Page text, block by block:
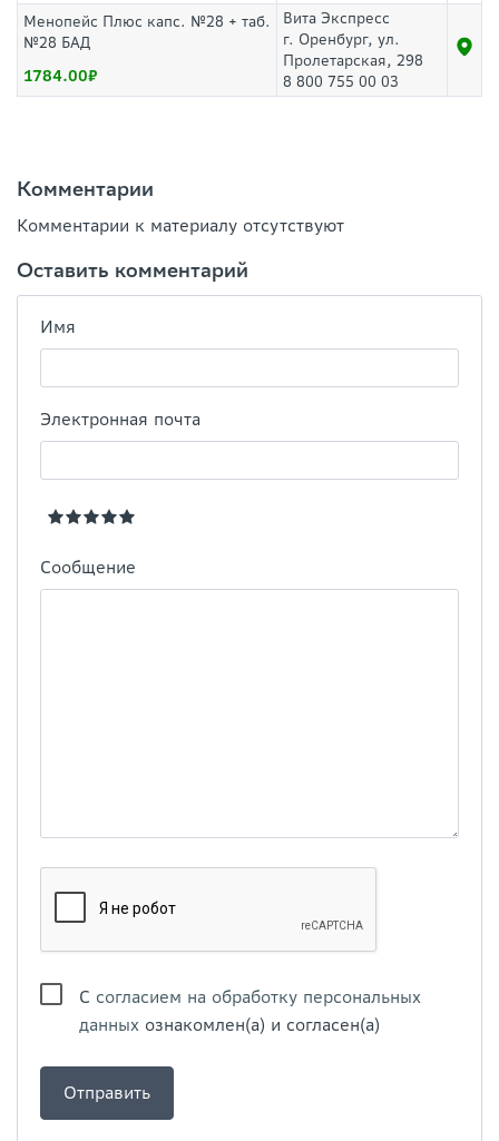
Менопейс Плюс капс. №28 + таб.
№28 БАД
1784.00
Вита Экспресс
г. Оренбург, ул.
Пролетарская, 298
8 800 755 00 03
Комментарии
Комментарии к материалу отсутствуют
Оставить комментарий
Имя
Электронная почта
Сообщение
С согласием на обработку персональных
данных ознакомлен(а) и согласен(а)